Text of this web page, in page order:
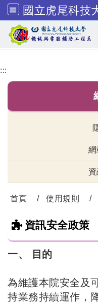
跳
:::
首頁 使用規則
資訊安全政策
一、 目的
為維護本院安全及
持業務持續運作，